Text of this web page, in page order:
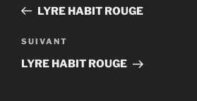
l’article
précédent
LYRE HABIT ROUGE
Article
suivant
SUIVANT
LYRE HABIT ROUGE